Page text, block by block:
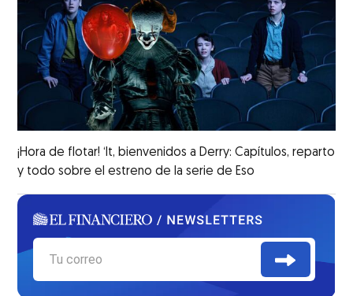
¡Hora de flotar! ‘It, bienvenidos a Derry: Capítulos, reparto
y todo sobre el estreno de la serie de Eso